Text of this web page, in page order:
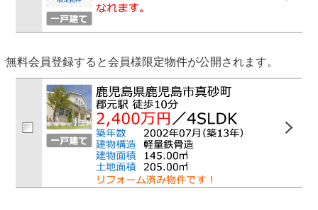
無料会員登録すると会員様限定物件が公開されます。